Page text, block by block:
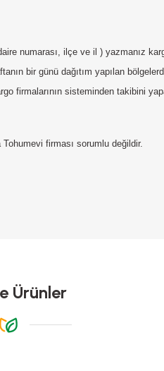
numarası, ilçe ve il ) yazmanız
bir günü dağıtım yapılan
firmalarının sisteminden takibini
firması sorumlu değildir.
Yaz
Ürünler